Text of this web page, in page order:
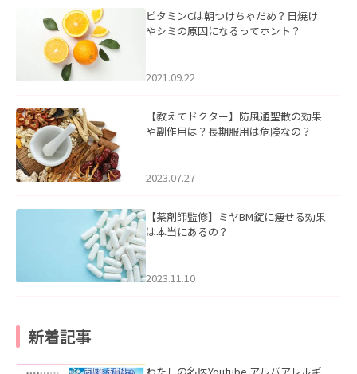
ビタミンCは朝つけちゃだめ？日焼け
やシミの原因になるってホント？
2021.09.22
【教えてドクター】防風通聖散の効果
や副作用は？長期服用は危険なの？
2023.07.27
【薬剤師監修】ミヤBM錠に痩せる効果
は本当にあるの？
2023.11.10
新着記事
わたしの名医Youtube アルバアレルギ